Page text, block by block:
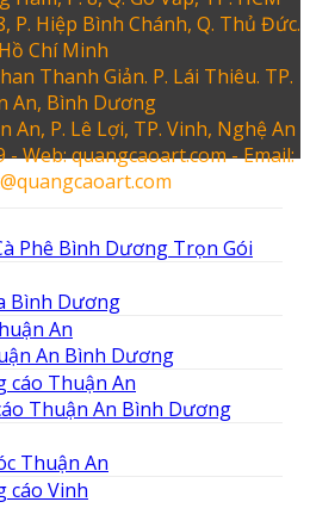
P. Hiệp Bình Chánh, Q. Thủ Đức.
Hồ Chí Minh
Thanh Giản. P. Lái Thiêu. TP.
An, Bình Dương
An, P. Lê Lợi, TP. Vinh, Nghệ An
- Web: quangcaoart.com - Email:
Phê Bình Dương Trọn Gói
Bình Dương
An Bình Dương
Thuận An Bình Dương
Thuận An